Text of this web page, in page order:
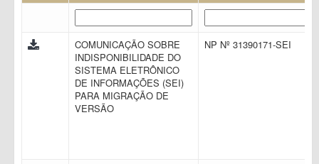
COMUNICAÇÃO SOBRE
INDISPONIBILIDADE DO
SISTEMA ELETRÔNICO
DE INFORMAÇÕES (SEI)
PARA MIGRAÇÃO DE
VERSÃO
NP Nº 31390171-SEI